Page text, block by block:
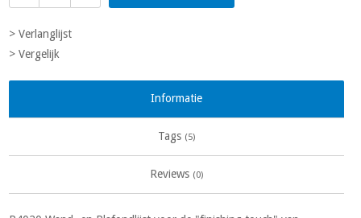
> Verlanglijst
> Vergelijk
Informatie
Tags (5)
Reviews (0)